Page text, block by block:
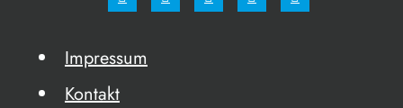
Impressum
Kontakt